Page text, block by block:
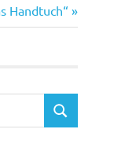
Handtuch“
SUCHEN